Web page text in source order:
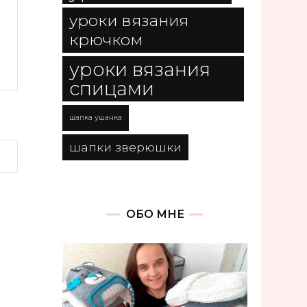
уроки вязания
крючком
уроки вязания
спицами
шапка ушанка
шапки зверюшки
ОБО МНЕ